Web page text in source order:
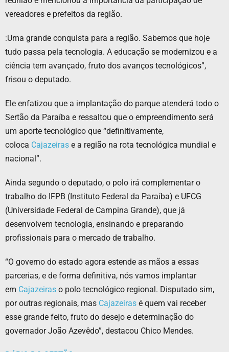
vereadores e prefeitos da região.
:Uma grande conquista para a região. Sabemos que hoje
tudo passa pela tecnologia. A educação se modernizou e a
ciência tem avançado, fruto dos avanços tecnológicos”,
frisou o deputado.
Ele enfatizou que a implantação do parque atenderá todo o
Sertão da Paraíba e ressaltou que o empreendimento será
um aporte tecnológico que “definitivamente,
coloca Cajazeiras e a região na rota tecnológica mundial e
nacional”.
Ainda segundo o deputado, o polo irá complementar o
trabalho do IFPB (Instituto Federal da Paraíba) e UFCG
(Universidade Federal de Campina Grande), que já
desenvolvem tecnologia, ensinando e preparando
profissionais para o mercado de trabalho.
“O governo do estado agora estende as mãos a essas
parcerias, e de forma definitiva, nós vamos implantar
em Cajazeiras o polo tecnológico regional. Disputado sim,
por outras regionais, mas Cajazeiras é quem vai receber
esse grande feito, fruto do desejo e determinação do
governador João Azevêdo”, destacou Chico Mendes.